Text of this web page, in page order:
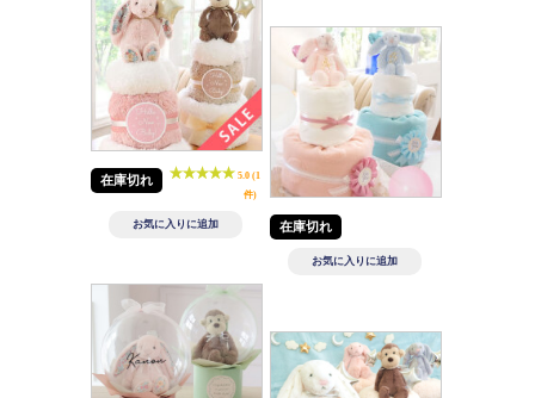
在庫切れ
5.0 (1
件)
在庫切れ